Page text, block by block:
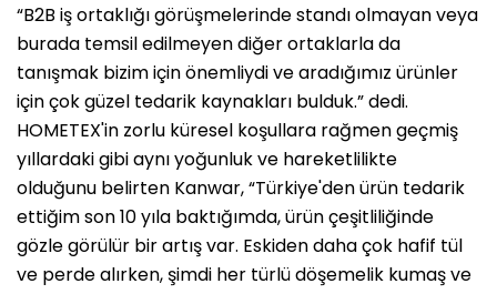
“B2B iş ortaklığı görüşmelerinde standı olmayan veya
burada temsil edilmeyen diğer ortaklarla da
tanışmak bizim için önemliydi ve aradığımız ürünler
için çok güzel tedarik kaynakları bulduk.” dedi.
HOMETEX'in zorlu küresel koşullara rağmen geçmiş
yıllardaki gibi aynı yoğunluk ve hareketlilikte
olduğunu belirten Kanwar, “Türkiye'den ürün tedarik
ettiğim son 10 yıla baktığımda, ürün çeşitliliğinde
gözle görülür bir artış var. Eskiden daha çok hafif tül
ve perde alırken, şimdi her türlü döşemelik kumaş ve